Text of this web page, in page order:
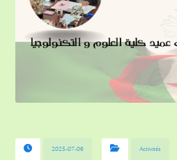
2025-07-06 Activités